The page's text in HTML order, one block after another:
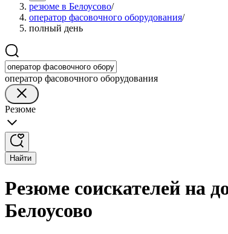
резюме в Белоусово/
оператор фасовочного оборудования/
полный день
оператор фасовочного оборудования
Резюме
Найти
Резюме соискателей на
Белоусово